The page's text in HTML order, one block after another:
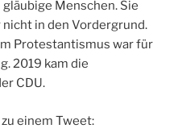
Menschen. Sie
in den Vordergrund.
Protestantismus war für
2019 kam die
CDU.
einem Tweet: